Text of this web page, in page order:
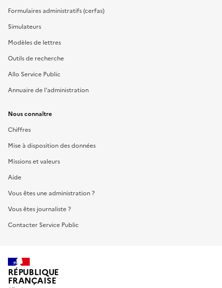
Formulaires administratifs (cerfas)
Simulateurs
Modèles de lettres
Outils de recherche
Allo Service Public
Annuaire de l'administration
Nous connaître
Chiffres
Mise à disposition des données
Missions et valeurs
Aide
Vous êtes une administration ?
Vous êtes journaliste ?
Contacter Service Public
RÉPUBLIQUE
FRANÇAISE